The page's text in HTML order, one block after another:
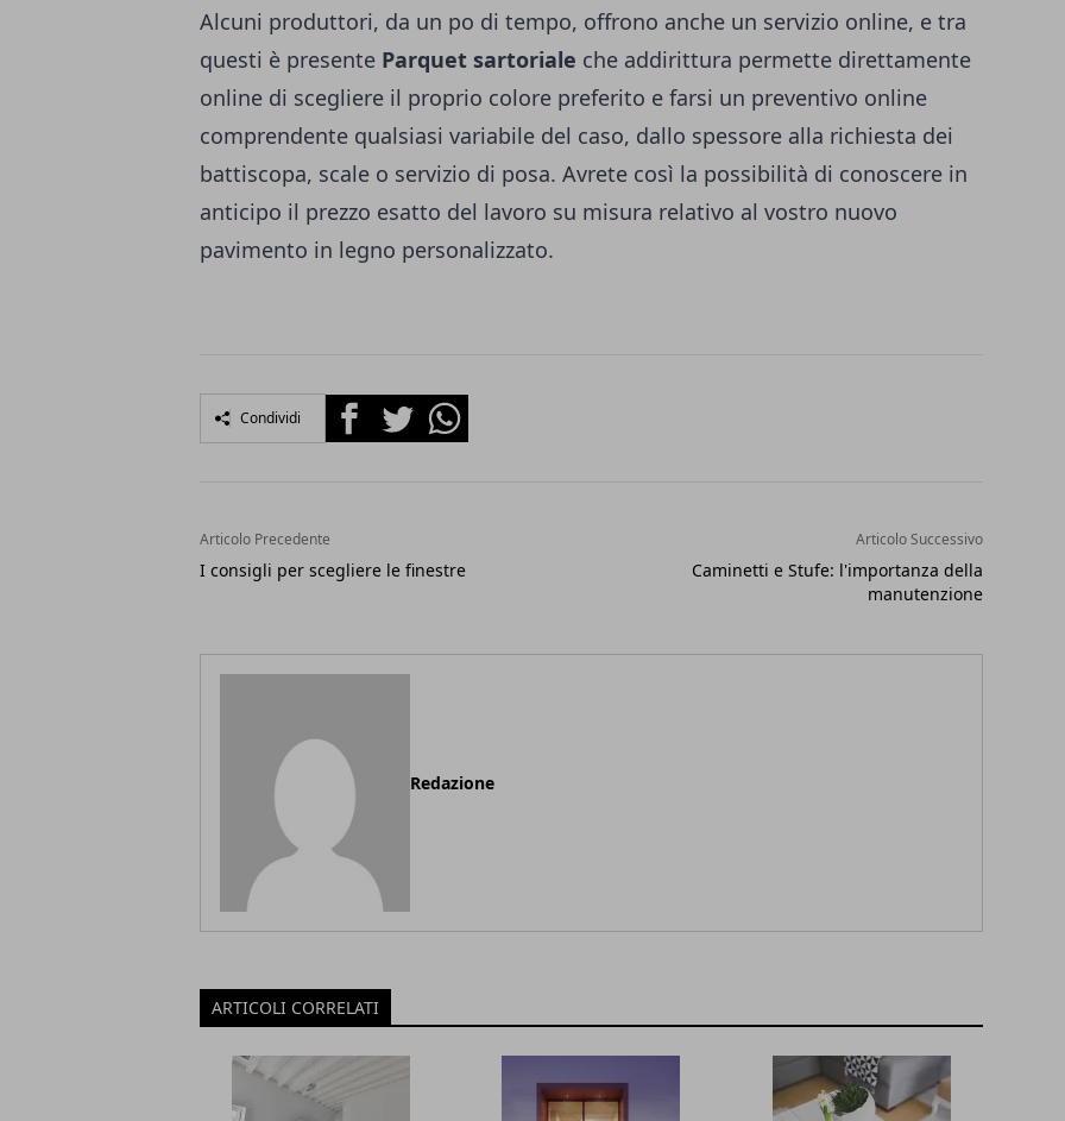
Alcuni produttori, da un po di tempo, offrono anche un servizio online, e tra
questi è presente Parquet sartoriale che addirittura permette direttamente
online di scegliere il proprio colore preferito e farsi un preventivo online
comprendente qualsiasi variabile del caso, dallo spessore alla richiesta dei
battiscopa, scale o servizio di posa. Avrete così la possibilità di conoscere in
anticipo il prezzo esatto del lavoro su misura relativo al vostro nuovo
pavimento in legno personalizzato.
Condividi FacebookTwitterWhatsapp
Articolo Precedente
I consigli per scegliere le finestre
Articolo Successivo
Caminetti e Stufe: l'importanza della
manutenzione
Redazione
ARTICOLI CORRELATI